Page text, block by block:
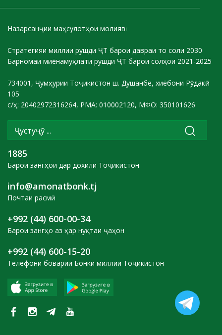
Назарсанҷии маҳсулотҳои молиявӣ
Стратегияи миллии рушди ҶТ барои давраи то соли 2030
Барномаи миёнамуҳлати рушди ҶТ барои солҳои 2021-2025
734001, Ҷумҳурии Тоҷикистон ш. Душанбе, хиёбони Рӯдакӣ
105
с/ҳ: 20402972316264, РМА: 010002120, МФО: 350101626
1885
Барои зангҳои дар дохили Тоҷикистон
info@amonatbonk.tj
Почтаи расмӣ
+992 (44) 600-00-34
Барои зангҳо аз ҳар нуқтаи ҷаҳон
+992 (44) 600-15-20
Телефони боварии Бонки миллии Тоҷикистон